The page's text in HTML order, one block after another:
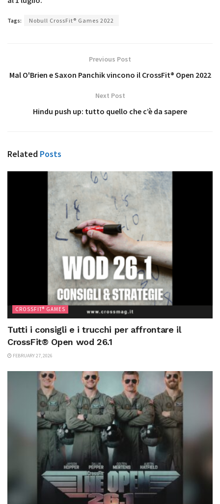
Tags: Nobull CrossFit® Games 2022
Previous Post
Mal O'Brien e Saxon Panchik vincono il CrossFit® Open 2022
Next Post
Hindu push up: tutto quello che c’è da sapere
Related Posts
CROSSFIT® GAMES
Tutti i consigli e i trucchi per affrontare il
CrossFit® Open wod 26.1
FEBRUARY 27, 2026